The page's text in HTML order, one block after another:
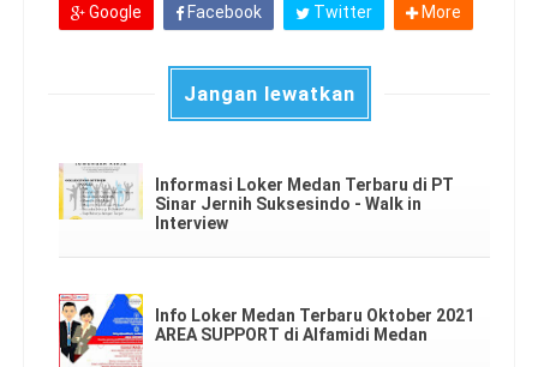
Google Facebook Twitter More
Jangan lewatkan
Informasi Loker Medan Terbaru di PT
Sinar Jernih Suksesindo - Walk in
Interview
Info Loker Medan Terbaru Oktober 2021
AREA SUPPORT di Alfamidi Medan